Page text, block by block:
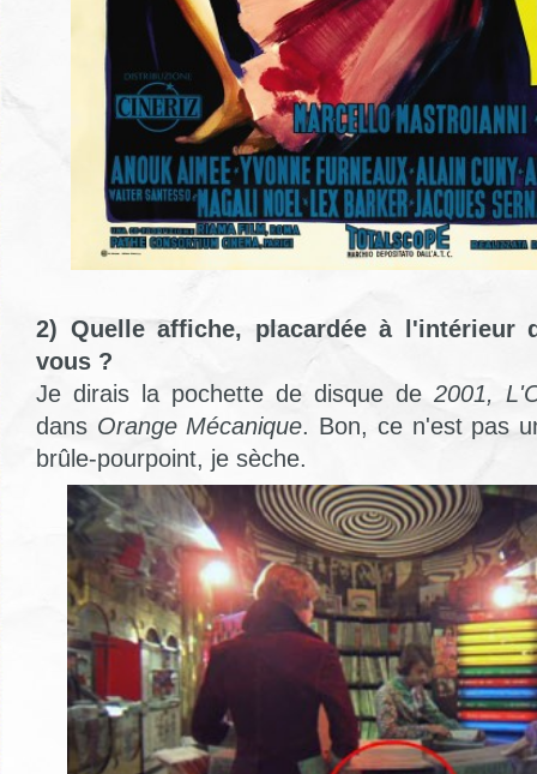
2) Quelle affiche, placardée à l'intérieur
vous ?
Je dirais la pochette de disque de 2001,
dans Orange Mécanique. Bon, ce n'est pas
brûle-pourpoint, je sèche.